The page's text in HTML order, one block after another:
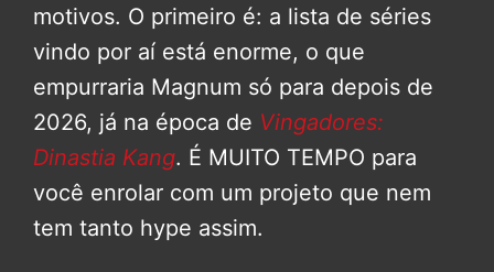
motivos. O primeiro é: a lista de séries
vindo por aí está enorme, o que
empurraria Magnum só para depois de
2026, já na época de Vingadores:
Dinastia Kang. É MUITO TEMPO para
você enrolar com um projeto que nem
tem tanto hype assim.